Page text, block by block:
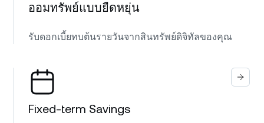
ออมทรัพย์แบบยืดหยุ่น
รับดอกเบี้ยทบต้นรายวันจากสินทรัพย์ดิจิทัลของคุณ
Fixed-term Savings